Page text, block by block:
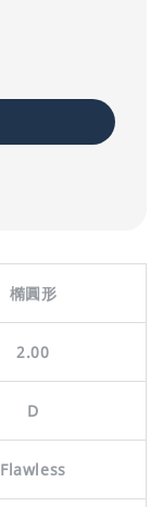
橢圓形
2.00
D
Flawless